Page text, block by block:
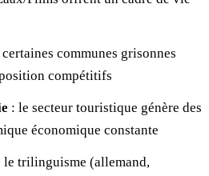
certaines communes grisonnes
compétitifs
: le secteur touristique génère des
économique constante
le trilinguisme (allemand,